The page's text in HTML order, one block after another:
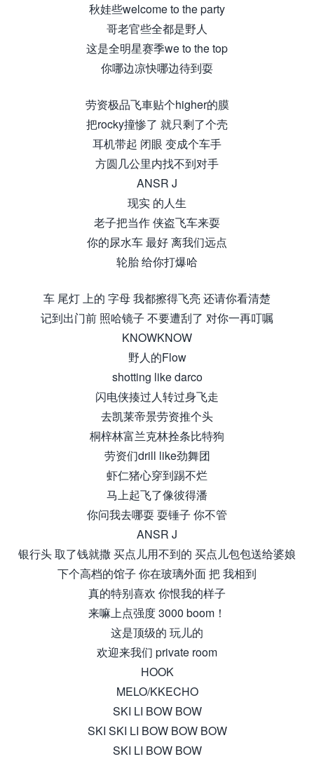
秋娃些welcome to the party
哥老官些全都是野人
这是全明星赛季we to the top
你哪边凉快哪边待到耍
劳资极品飞車贴个higher的膜
把rocky撞惨了 就只剩了个壳
耳机带起 闭眼 变成个车手
方圆几公里内找不到对手
ANSR J
现实 的人生
老子把当作 侠盗飞车来耍
你的尿水车 最好 离我们远点
轮胎 给你打爆哈
车 尾灯 上的 字母 我都擦得飞亮 还请你看清楚
记到出门前 照哈镜子 不要遭刮了 对你一再叮嘱
KNOWKNOW
野人的Flow
shotting like darco
闪电侠揍过人转过身飞走
去凯莱帝景劳资推个头
桐梓林富兰克林拴条比特狗
劳资们drill like劲舞团
虾仁猪心穿到踢不烂
马上起飞了像彼得潘
你问我去哪耍 耍锤子 你不管
ANSR J
银行头 取了钱就撒 买点儿用不到的 买点儿包包送给婆娘
下个高档的馆子 你在玻璃外面 把 我相到
真的特别喜欢 你恨我的样子
来嘛上点强度 3000 boom！
这是顶级的 玩儿的
欢迎来我们 private room
HOOK
MELO/KKECHO
SKI LI BOW BOW
SKI SKI LI BOW BOW BOW
SKI LI BOW BOW